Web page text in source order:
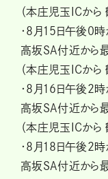
（本庄児玉ICから
・8月15日午後0時
高坂SA付近から
（本庄児玉ICから
・8月16日午後2時
高坂SA付近から
（本庄児玉ICから
・8月18日午後2時
高坂SA付近から